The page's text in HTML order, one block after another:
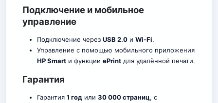
Подключение и мобильное
управление
Подключение через USB 2.0и Wi-Fi.
Управление с помощью мобильного приложения
HP Smartи функции ePrintдля удалённой печати.
Гарантия
Гарантия 1 годили 30 000 страниц, с